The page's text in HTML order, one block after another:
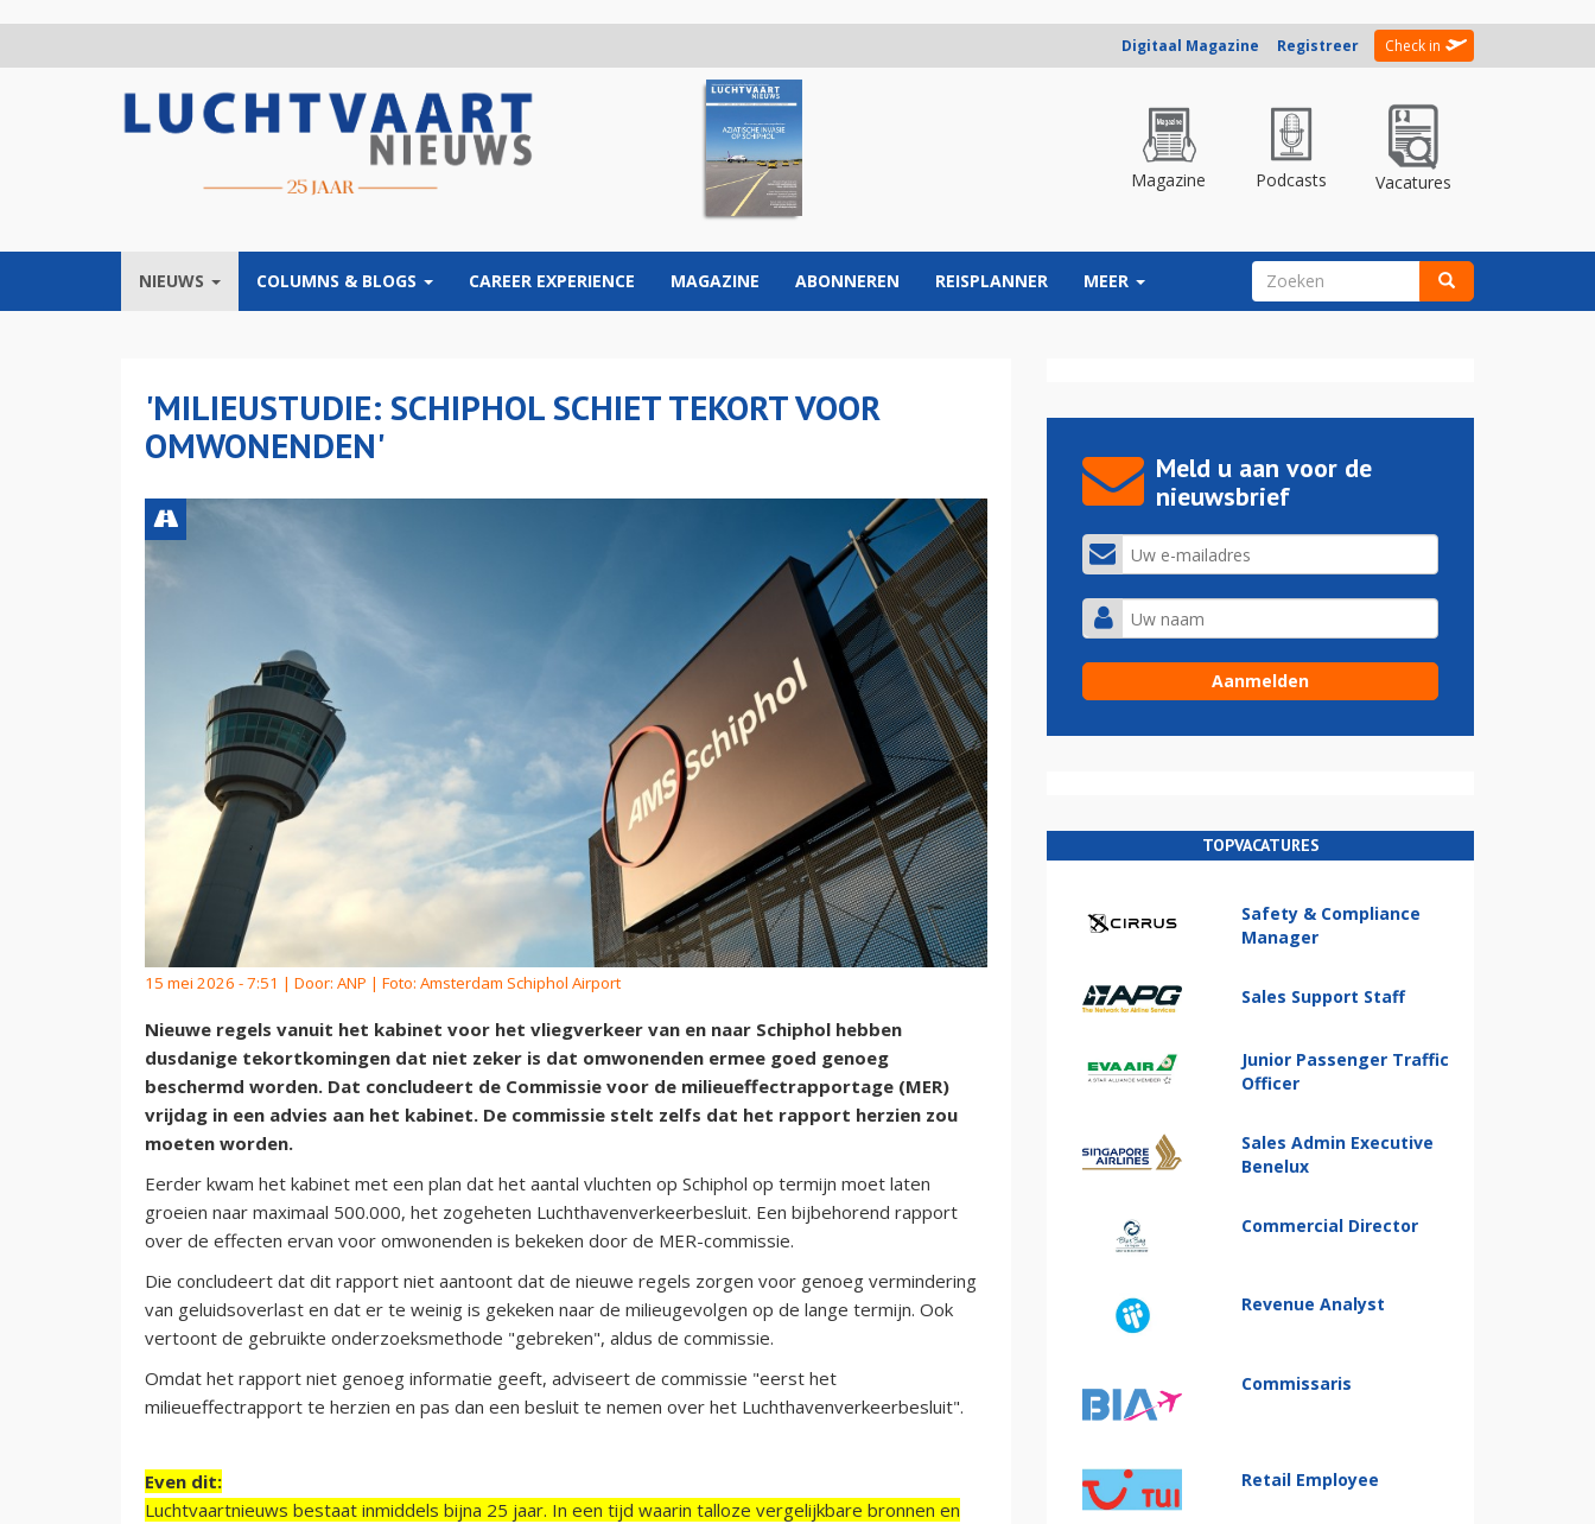
Digitaal Magazine Registreer Check in
Magazine Podcasts Vacatures
NIEUWS COLUMNS & BLOGS CAREER EXPERIENCE MAGAZINE ABONNEREN REISPLANNER MEER ZOEKVELD
'MILIEUSTUDIE: SCHIPHOL SCHIET TEKORT VOOR
OMWONENDEN'
15 mei 2026 - 7:51 | Door: ANP | Foto: Amsterdam Schiphol Airport
Nieuwe regels vanuit het kabinet voor het vliegverkeer van en naar Schiphol hebben
dusdanige tekortkomingen dat niet zeker is dat omwonenden ermee goed genoeg
beschermd worden. Dat concludeert de Commissie voor de milieueffectrapportage (MER)
vrijdag in een advies aan het kabinet. De commissie stelt zelfs dat het rapport herzien zou
moeten worden.
Eerder kwam het kabinet met een plan dat het aantal vluchten op Schiphol op termijn moet laten
groeien naar maximaal 500.000, het zogeheten Luchthavenverkeerbesluit. Een bijbehorend rapport
over de effecten ervan voor omwonenden is bekeken door de MER-commissie.
Die concludeert dat dit rapport niet aantoont dat de nieuwe regels zorgen voor genoeg vermindering
van geluidsoverlast en dat er te weinig is gekeken naar de milieugevolgen op de lange termijn. Ook
vertoont de gebruikte onderzoeksmethode "gebreken", aldus de commissie.
Omdat het rapport niet genoeg informatie geeft, adviseert de commissie "eerst het
milieueffectrapport te herzien en pas dan een besluit te nemen over het Luchthavenverkeerbesluit".
Even dit:
Luchtvaartnieuws bestaat inmiddels bijna 25 jaar. In een tijd waarin talloze vergelijkbare bronnen en
Meld u aan voor de
nieuwsbrief
TOPVACATURES
Safety & Compliance
Manager
Sales Support Staff
Junior Passenger Traffic
Officer
Sales Admin Executive
Benelux
Commercial Director
Revenue Analyst
Commissaris
Retail Employee